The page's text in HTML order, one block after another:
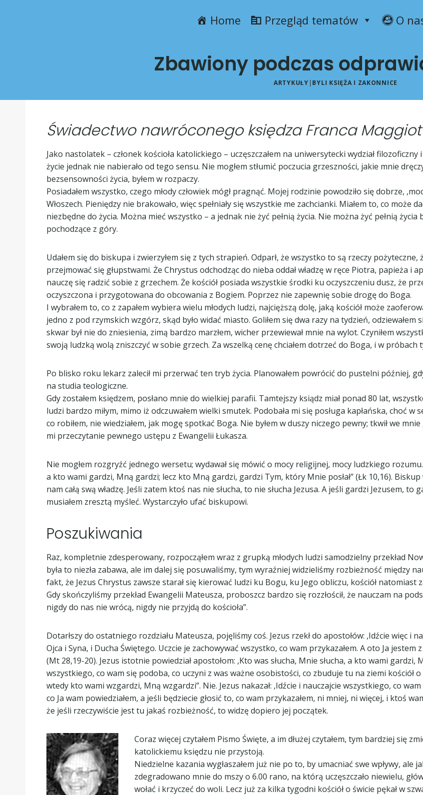
Home Przegląd tematów O
Zbawiony podczas
ARTYKUŁY | BYLI KSIĘŻA I ZAKONNICE
Świadectwo nawróconego księdzaFranca
Jako nastolatek – członek kościoła katolickiego – uczęszczałem na uniwersytecki wydział filozoficzny
życie jednak nie nabierało od tego sensu. Nie mogłem stłumić poczucia grzeszności, jakie mnie
bezsensowności życia, byłem w rozpaczy.
Posiadałem wszystko, czego młody człowiek mógł pragnąć. Mojej rodzinie powodziło się dobrze,
Włoszech. Pieniędzy nie brakowało, więc spełniały się wszystkie me zachcianki. Miałem to, co może
niezbędne do życia. Można mieć wszystko – a jednak nie żyć pełnią życia. Nie można żyć pełnią
pochodzące z góry.
Udałem się do biskupa i zwierzyłem się z tych strapień. Odparł, że wszystko to są rzeczy
przejmować się głupstwami. Że Chrystus odchodząc do nieba oddał władzę w ręce Piotra, papieża i
nauczę się radzić sobie z grzechem. Że kościół posiada wszystkie środki ku oczyszczeniu dusz, że
oczyszczona i przygotowana do obcowania z Bogiem. Poprzez nie zapewnię sobie drogę do Boga.
I wybrałem to, co z zapałem wybiera wielu młodych ludzi, najcięższą dolę, jaką kościół może
jedno z pod rzymskich wzgórz, skąd było widać miasto. Goliłem się dwa razy na tydzień, odziewałem
skwar był nie do zniesienia, zimą bardzo marzłem, wicher przewiewał mnie na wylot. Czyniłem
swoją ludzką wolą zniszczyć w sobie grzech. Za wszelką cenę chciałem dotrzeć do Boga, i w próbach
Po blisko roku lekarz zalecił mi przerwać ten tryb życia. Planowałem powrócić do pustelni później,
na studia teologiczne.
Gdy zostałem księdzem, posłano mnie do wielkiej parafii. Tamtejszy ksiądz miał ponad 80 lat,
ludzi bardzo miłym, mimo iż odczuwałem wielki smutek. Podobała mi się posługa kapłańska, choć
co robiłem, nie wiedziałem, jak mogę spotkać Boga. Nie byłem w duszy niczego pewny; tkwił we
mi przeczytanie pewnego ustępu z Ewangelii Łukasza.
Nie mogłem rozgryźć jednego wersetu; wydawał się mówić o mocy religijnej, mocy ludzkiego rozumu.
a kto wami gardzi, Mną gardzi; lecz kto Mną gardzi, gardzi Tym, który Mnie posłał” (Łk 10,16).
nam całą swą władzę. Jeśli zatem ktoś nas nie słucha, to nie słucha Jezusa. A jeśli gardzi Jezusem,
musiałem zresztą myśleć. Wystarczyło ufać biskupowi.
Poszukiwania
Raz, kompletnie zdesperowany, rozpocząłem wraz z grupką młodych ludzi samodzielny przekład
była to niezła zabawa, ale im dalej się posuwaliśmy, tym wyraźniej widzieliśmy rozbieżność między
fakt, że Jezus Chrystus zawsze starał się kierować ludzi ku Bogu, ku Jego obliczu, kościół natomiast
Gdy skończyliśmy przekład Ewangelii Mateusza, proboszcz bardzo się rozzłościł, że nauczam na
nigdy do nas nie wrócą, nigdy nie przyjdą do kościoła”.
Dotarłszy do ostatniego rozdziału Mateusza, pojęliśmy coś. Jezus rzekł do apostołów: ,Idźcie więc i
Ojca i Syna, i Ducha Świętego. Uczcie je zachowywać wszystko, co wam przykazałem. A oto Ja
(Mt 28,19-20). Jezus istotnie powiedział apostołom: ,Kto was słucha, Mnie słucha, a kto wami gardzi,
wszystkiego, co wam się podoba, co uczyni z was ważne osobistości, co zbuduje tu na ziemi kościół
wtedy kto wami wzgardzi, Mną wzgardzi”. Nie. Jezus nakazał: ,Idźcie i nauczajcie wszystkiego, co
co Ja wam powiedziałem, a jeśli będziecie głosić to, co wam przykazałem, ni mniej, ni więcej, i ktoś
że jeśli rzeczywiście jest tu jakaś rozbieżność, to widzę dopiero jej początek.
Coraz więcej czytałem Pismo Święte, a im dłużej czytałem, tym bardziej się
katolickiemu księdzu nie przystoją.
Niedzielne kazania wygłaszałem już nie po to, by umacniać swe wpływy,
zdegradowano mnie do mszy o 6.00 rano, na którą uczęszczało niewielu,
wołać i krzyczeć do woli. Lecz już za kilka tygodni kościół o świcie pękał w